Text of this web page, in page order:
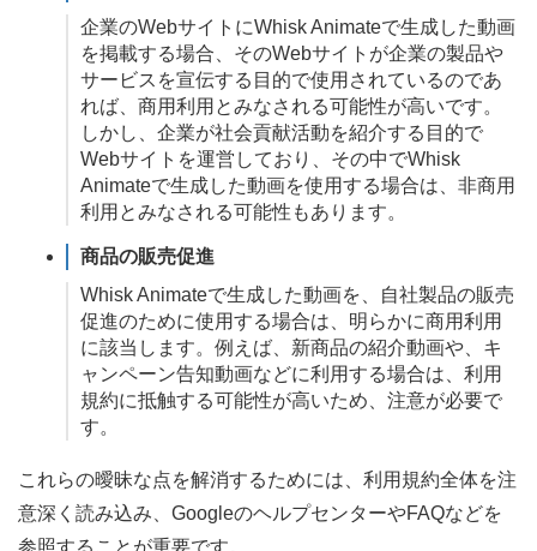
企業のWebサイトにWhisk Animateで生成した動画
を掲載する場合、そのWebサイトが企業の製品や
サービスを宣伝する目的で使用されているのであ
れば、商用利用とみなされる可能性が高いです。
しかし、企業が社会貢献活動を紹介する目的で
Webサイトを運営しており、その中でWhisk
Animateで生成した動画を使用する場合は、非商用
利用とみなされる可能性もあります。
商品の販売促進
Whisk Animateで生成した動画を、自社製品の販売
促進のために使用する場合は、明らかに商用利用
に該当します。例えば、新商品の紹介動画や、キ
ャンペーン告知動画などに利用する場合は、利用
規約に抵触する可能性が高いため、注意が必要で
す。
これらの曖昧な点を解消するためには、利用規約全体を注
意深く読み込み、GoogleのヘルプセンターやFAQなどを
参照することが重要です。